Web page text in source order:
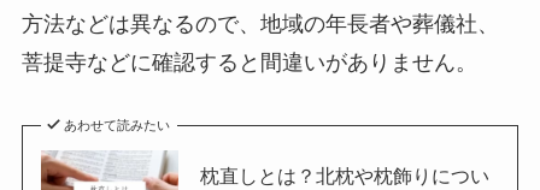
方法などは異なるので、地域の年長者や葬儀社、
菩提寺などに確認すると間違いがありません。
あわせて読みたい
枕直しとは？北枕や枕飾りについ